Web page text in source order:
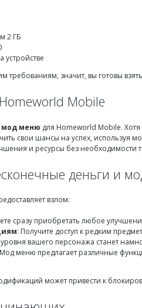
2 ГБ
устройстве
требованиям, значит, вы готовы
Mobile
мод меню для Homeworld Mobile.
свои шансы на успех, используя
и ресурсы без необходимости
деньги и
взлом:
сразу приобретать любое
: Получите доступ к редким
вашего персонажа станет
меню предлагает различные
может привести к